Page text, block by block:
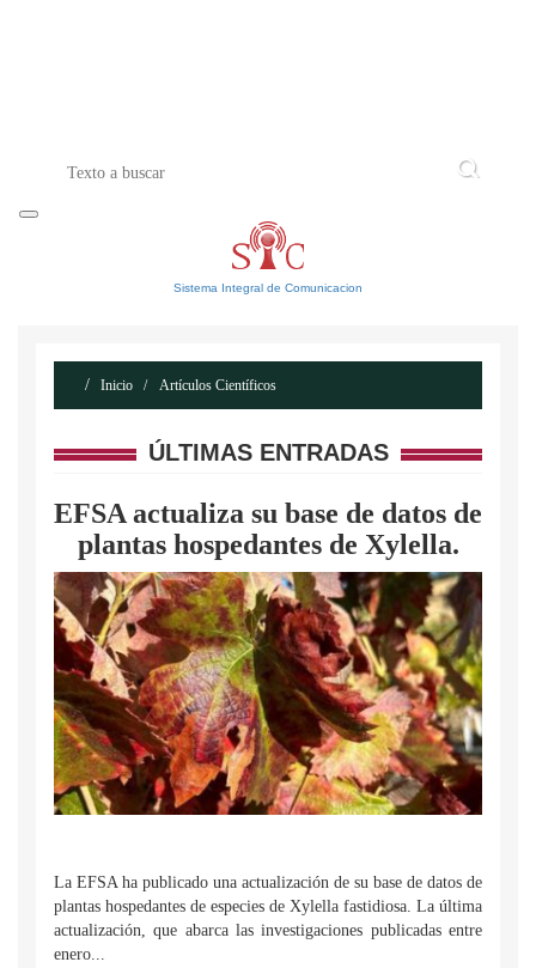
Sistema Integral de Comunicacion
Inicio Artículos Científicos
ÚLTIMAS ENTRADAS
EFSA actualiza su base de datos de
plantas hospedantes de Xylella.
La EFSA ha publicado una actualización de su base de datos de
plantas hospedantes de especies de Xylella fastidiosa. La última
actualización, que abarca las investigaciones publicadas entre
enero...